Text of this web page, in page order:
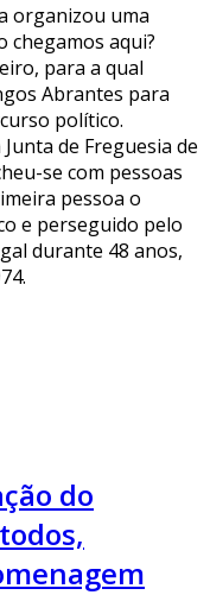
organizou uma
chegamos aqui?
para a qual
Abrantes para
político.
de Freguesia de
se com pessoas
pessoa o
e perseguido pelo
durante 48 anos,
do